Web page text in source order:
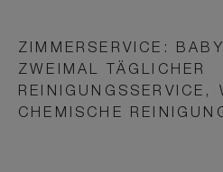
ZIMMERSERVICE:
ZWEIMAL TÄGLICHER
REINIGUNGSSERVICE,
CHEMISCHE